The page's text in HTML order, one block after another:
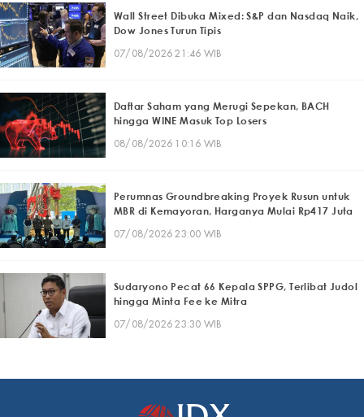
Wall Street Dibuka Mixed: S&P dan Nasdaq Naik,
Dow Jones Turun Tipis
07/08/2026 21:46 WIB
Daftar Saham yang Merugi Sepekan, BACH
hingga WINE Masuk Top Losers
08/08/2026 10:16 WIB
Perumnas Groundbreaking Proyek Rusun untuk
MBR di Kemayoran, Harganya Mulai Rp417 Juta
07/08/2026 23:00 WIB
Sudaryono Pecat 66 Kepala SPPG, Terlibat Judol
hingga Minta Fee ke Mitra
07/08/2026 23:30 WIB